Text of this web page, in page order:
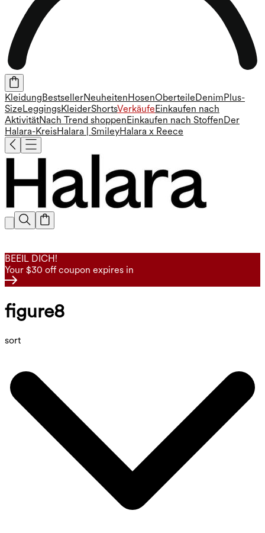
KleidungBestsellerNeuheitenHosenOberteileDenimPlus-
SizeLeggingsKleiderShortsVerkäufeEinkaufen nach
AktivitätNach Trend shoppenEinkaufen nach StoffenDer
Halara-KreisHalara | SmileyHalara x Reece
BEEIL DICH!
Your $30 off coupon expires in
figure8
sort